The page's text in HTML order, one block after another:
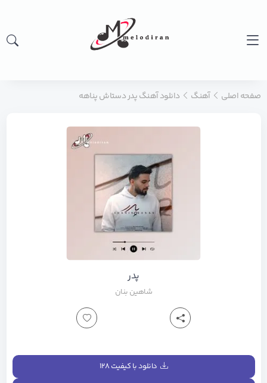
صفحه اصلی آهنگ دانلود آهنگ پدر دستاش پناهه
پدر
شاهین بنان
دانلود با کیفیت ۱۲۸